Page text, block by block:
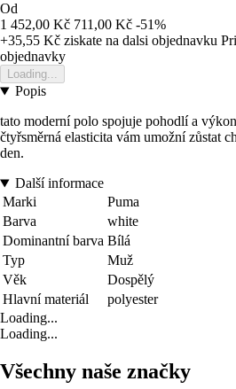
Od
1 452,00 Kč 711,00 Kč -51%
+35,55 Kč ziskate na dalsi objednavku
objednavky
Loading...
Popis
tato moderní polo spojuje pohodlí a
čtyřsměrná elasticita vám umožní zůstat
den.
Další informace
Marki
Puma
Barva
white
Dominantní barva Bílá
Typ
Muž
Věk
Dospělý
Hlavní materiál
polyester
Loading...
Loading...
Všechny naše značky